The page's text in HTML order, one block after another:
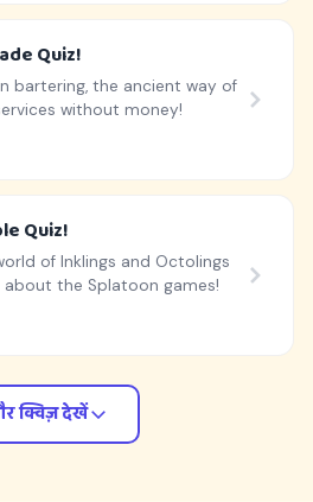
Quiz!
bartering, the ancient way of
without money!
Quiz!
of Inklings and Octolings
the Splatoon games!
क्विज़ देखें